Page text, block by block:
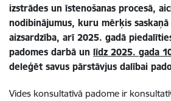
izstrādes un īstenošanas procesā,
nodibinājumus, kuru mērķis saskaņā
aizsardzība, arī 2025. gadā
padomes darbā un līdz 2025. gada
deleģēt savus pārstāvjus dalībai
Vides konsultatīvā padome ir